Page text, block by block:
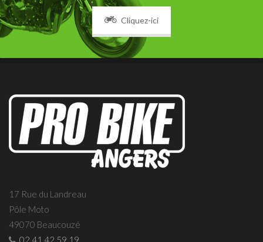
Cliquez-ici
17 Rue du Landreau
Pôle Moto
49070 Beaucouzé
02 41 42 59 19